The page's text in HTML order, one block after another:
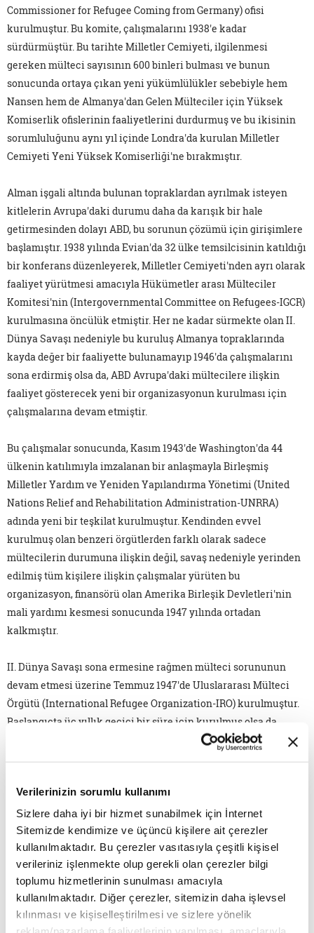
Verilerinizin sorumlu kullanımı
Sizlere daha iyi bir hizmet sunabilmek için İnternet
Sitemizde kendimize ve üçüncü kişilere ait çerezler
kullanılmaktadır. Bu çerezler vasıtasıyla çeşitli kişisel
verileriniz işlenmekte olup gerekli olan çerezler bilgi
toplumu hizmetlerinin sunulması amacıyla
kullanılmaktadır. Diğer çerezler, sitemizin daha işlevsel
kılınması ve kişiselleştirilmesi ve sizlere yönelik
Commissioner for Refugee Coming from Germany) ofisi
kurulmuştur. Bu komite, çalışmalarını 1938'e kadar
sürdürmüştür. Bu tarihte Milletler Cemiyeti, ilgilenmesi
gereken mülteci sayısının 600 binleri bulması ve bunun
sonucunda ortaya çıkan yeni yükümlülükler sebebiyle hem
Nansen hem de Almanya'dan Gelen Mülteciler için Yüksek
Komiserlik ofislerinin faaliyetlerini durdurmuş ve bu ikisinin
sorumluluğunu aynı yıl içinde Londra'da kurulan Milletler
Cemiyeti Yeni Yüksek Komiserliği'ne bırakmıştır.
Alman işgali altında bulunan topraklardan ayrılmak isteyen
kitlelerin Avrupa'daki durumu daha da karışık bir hale
getirmesinden dolayı ABD, bu sorunun çözümü için girişimlere
başlamıştır. 1938 yılında Evian'da 32 ülke temsilcisinin katıldığı
bir konferans düzenleyerek, Milletler Cemiyeti'nden ayrı olarak
faaliyet yürütmesi amacıyla Hükümetler arası Mülteciler
Komitesi'nin (Intergovernmental Committee on Refugees-IGCR)
kurulmasına öncülük etmiştir. Her ne kadar sürmekte olan II.
Dünya Savaşı nedeniyle bu kuruluş Almanya topraklarında
kayda değer bir faaliyette bulunamayıp 1946'da çalışmalarını
sona erdirmiş olsa da, ABD Avrupa'daki mültecilere ilişkin
faaliyet gösterecek yeni bir organizasyonun kurulması için
çalışmalarına devam etmiştir.
Bu çalışmalar sonucunda, Kasım 1943'de Washington'da 44
ülkenin katılımıyla imzalanan bir anlaşmayla Birleşmiş
Milletler Yardım ve Yeniden Yapılandırma Yönetimi (United
Nations Relief and Rehabilitation Administration-UNRRA)
adında yeni bir teşkilat kurulmuştur. Kendinden evvel
kurulmuş olan benzeri örgütlerden farklı olarak sadece
mültecilerin durumuna ilişkin değil, savaş nedeniyle yerinden
edilmiş tüm kişilere ilişkin çalışmalar yürüten bu
organizasyon, finansörü olan Amerika Birleşik Devletleri'nin
mali yardımı kesmesi sonucunda 1947 yılında ortadan
kalkmıştır.
II. Dünya Savaşı sona ermesine rağmen mülteci sorununun
devam etmesi üzerine Temmuz 1947'de Uluslararası Mülteci
Örgütü (International Refugee Organization-IRO) kurulmuştur.
Başlangıçta üç yıllık geçici bir süre için kurulmuş olsa da,
resmi olarak 1952 yılına kadar yaklaşık beş yıl görev yapmış, bu
yoğunlaştırmıştır.
Geçici bir süre için ve görev alanı daraltılmış olarak kurulan
Uluslararası Mülteci Örgütü, Avrupa'daki mülteci sorununu
çözmeye çalışırken, Çin'de Mao Zedong'un zaferi, Kore Savaşı,
1947'de Hindistan'ın bölünmesi gibi çeşitli gelişmeler
sonucunda dünyanın birçok bölgesinde yeni mülteci sorunları
ortaya çıkmıştır. Bunun üzerine, Birleşmiş Milletler çatısı